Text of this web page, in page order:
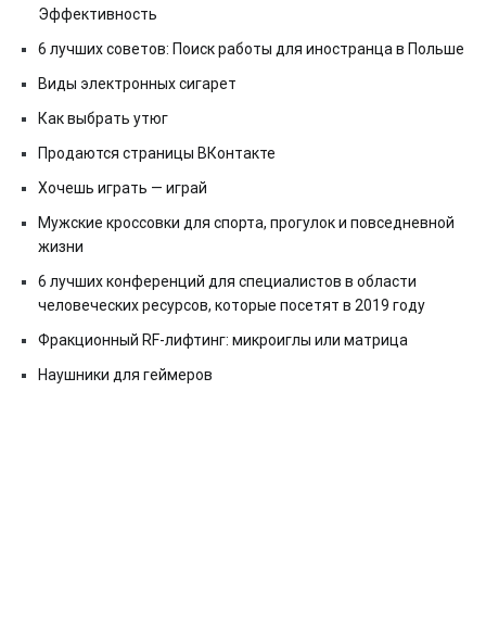
Эффективность
6 лучших советов: Поиск работы для иностранца в Польше
Виды электронных сигарет
Как выбрать утюг
Продаются страницы ВКонтакте
Хочешь играть — играй
Мужские кроссовки для спорта, прогулок и повседневной
жизни
6 лучших конференций для специалистов в области
человеческих ресурсов, которые посетят в 2019 году
Фракционный RF-лифтинг: микроиглы или матрица
Наушники для геймеров